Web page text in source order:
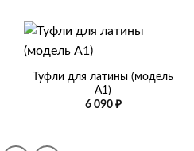
Туфли для латины (модель
А1)
6 090 ₽